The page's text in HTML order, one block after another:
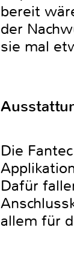
bereit
der
sie mal
Die
Dafür
allem für